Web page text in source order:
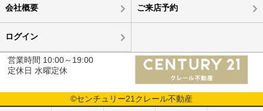
会社概要 ご来店予約
ログイン
営業時間 10:00～19:00
定休日 水曜定休
©センチュリー21クレール不動産